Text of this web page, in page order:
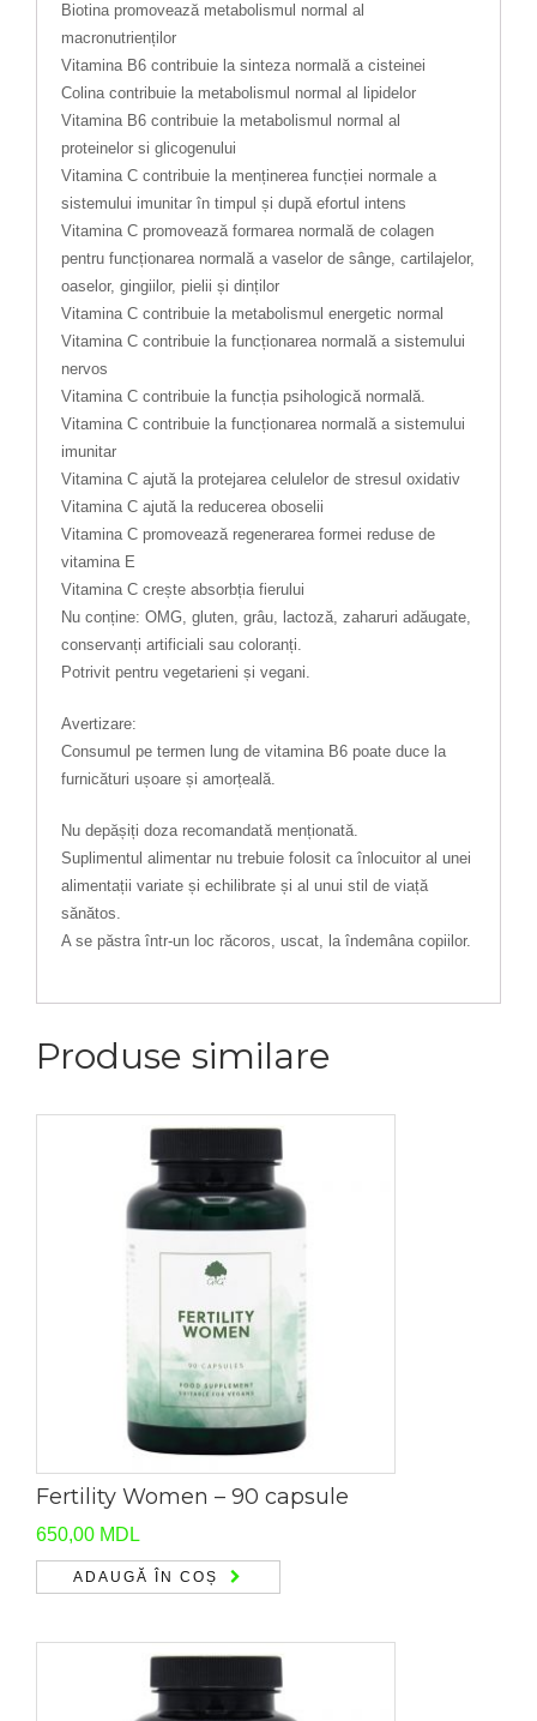
Biotina promovează metabolismul normal al
macronutrienților
Vitamina B6 contribuie la sinteza normală a cisteinei
Colina contribuie la metabolismul normal al lipidelor
Vitamina B6 contribuie la metabolismul normal al
proteinelor si glicogenului
Vitamina C contribuie la menținerea funcției normale a
sistemului imunitar în timpul și după efortul intens
Vitamina C promovează formarea normală de colagen
pentru funcționarea normală a vaselor de sânge, cartilajelor,
oaselor, gingiilor, pielii și dinților
Vitamina C contribuie la metabolismul energetic normal
Vitamina C contribuie la funcționarea normală a sistemului
nervos
Vitamina C contribuie la funcția psihologică normală.
Vitamina C contribuie la funcționarea normală a sistemului
imunitar
Vitamina C ajută la protejarea celulelor de stresul oxidativ
Vitamina C ajută la reducerea oboselii
Vitamina C promovează regenerarea formei reduse de
vitamina E
Vitamina C crește absorbția fierului
Nu conține: OMG, gluten, grâu, lactoză, zaharuri adăugate,
conservanți artificiali sau coloranți.
Potrivit pentru vegetarieni și vegani.
Avertizare:
Consumul pe termen lung de vitamina B6 poate duce la
furnicături ușoare și amorțeală.
Nu depășiți doza recomandată menționată.
Suplimentul alimentar nu trebuie folosit ca înlocuitor al unei
alimentații variate și echilibrate și al unui stil de viață
sănătos.
A se păstra într-un loc răcoros, uscat, la îndemâna copiilor.
Produse similare
Fertility Women – 90 capsule
650,00 MDL
ADAUGĂ ÎN COȘ